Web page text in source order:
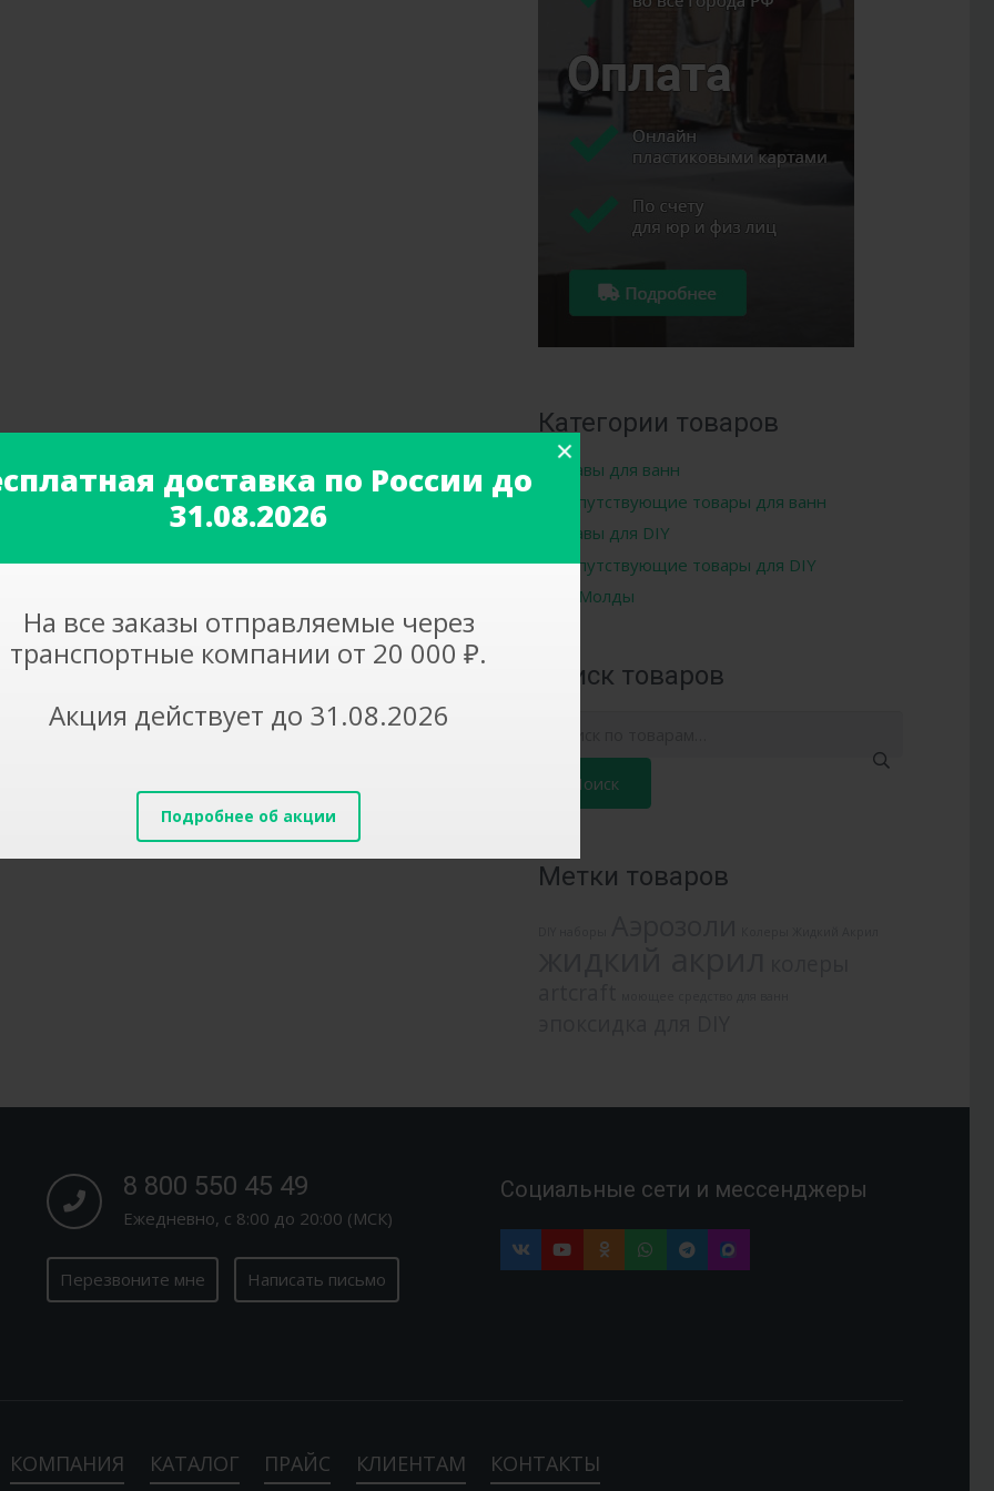
доставка по России до
31.08.2026
На все заказы отправляемые через
транспортные компании от 20 000 ₽.
Акция действует до 31.08.2026
Подробнее об акции
Категории товаров
Составы для ванн
Сопутствующие товары для ванн
Составы для DIY
Сопутствующие товары для DIY
Молды
Поиск товаров
Метки товаров
8 800 550 45 49
Ежедневно, с 8:00 до 20:00 (МСК)
Перезвоните мне Написать письмо
Социальные сети и мессенджеры
КОМПАНИЯ КАТАЛОГ ПРАЙС КЛИЕНТАМ КОНТАКТЫ